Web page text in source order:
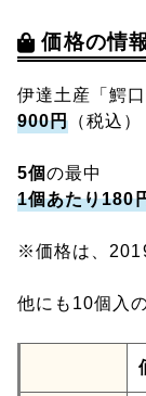
価格の情
伊達土産「鰐
900円 （税込）
5個の最中
1個あたり180
※価格は、
他にも10個入